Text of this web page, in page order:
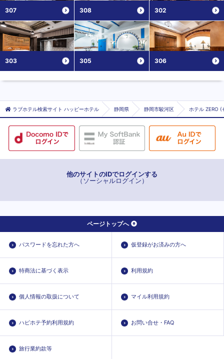
307 308 302
303 305 306
ラブホテル検索サイト ハッピーホテル 静岡県 静岡市駿河区 ホテル ZERO (
他のサイトのIDでログインする
（ソーシャルログイン）
ページトップへ
パスワードを忘れた方へ 仮登録がお済みの方へ
特商法に基づく表示 利用規約
個人情報の取扱について マイル利用規約
ハピホテ予約利用規約 お問い合せ・FAQ
旅行業約款等